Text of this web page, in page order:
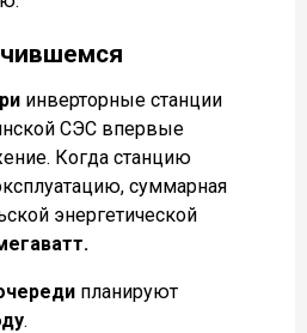
инверторные станции
СЭС впервые
Когда станцию
суммарная
энергетической
планируют
.